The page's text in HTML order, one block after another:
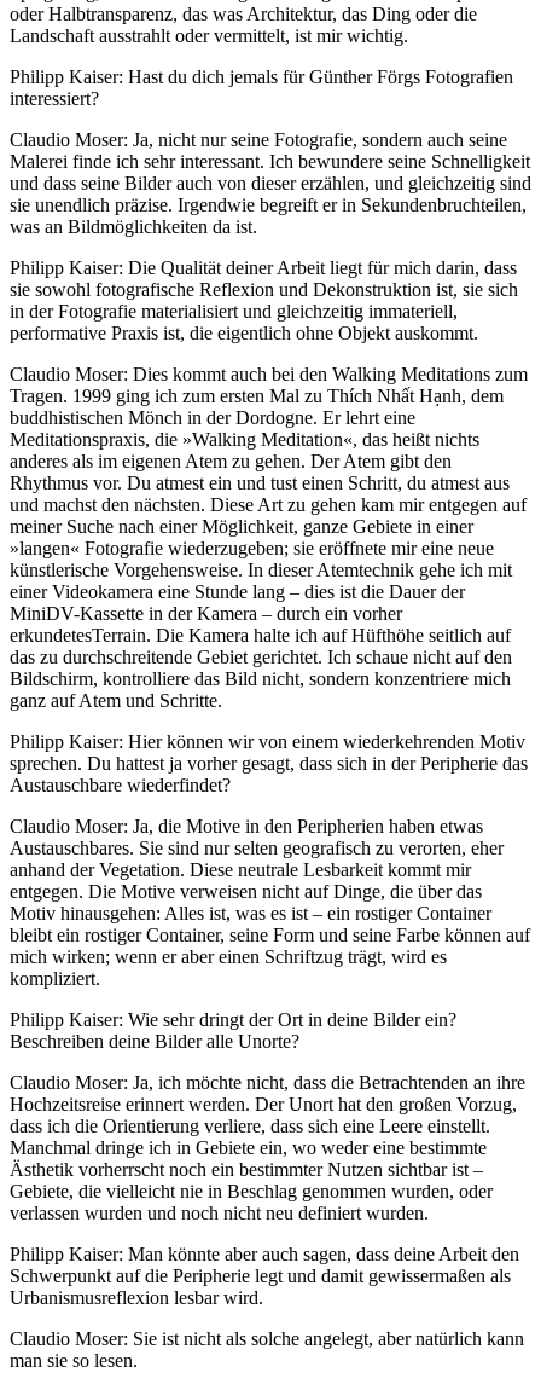
oder Halbtransparenz, das was Architektur, das Ding oder die
Landschaft ausstrahlt oder vermittelt, ist mir wichtig.
Philipp Kaiser: Hast du dich jemals für Günther Förgs Fotografien
interessiert?
Claudio Moser: Ja, nicht nur seine Fotografie, sondern auch seine
Malerei finde ich sehr interessant. Ich bewundere seine Schnelligkeit
und dass seine Bilder auch von dieser erzählen, und gleichzeitig sind
sie unendlich präzise. Irgendwie begreift er in Sekundenbruchteilen,
was an Bildmöglichkeiten da ist.
Philipp Kaiser: Die Qualität deiner Arbeit liegt für mich darin, dass
sie sowohl fotografische Reflexion und Dekonstruktion ist, sie sich
in der Fotografie materialisiert und gleichzeitig immateriell,
performative Praxis ist, die eigentlich ohne Objekt auskommt.
Claudio Moser: Dies kommt auch bei den Walking Meditations zum
Tragen. 1999 ging ich zum ersten Mal zu Thích Nhất Hạnh, dem
buddhistischen Mönch in der Dordogne. Er lehrt eine
Meditationspraxis, die »Walking Meditation«, das heißt nichts
anderes als im eigenen Atem zu gehen. Der Atem gibt den
Rhythmus vor. Du atmest ein und tust einen Schritt, du atmest aus
und machst den nächsten. Diese Art zu gehen kam mir entgegen auf
meiner Suche nach einer Möglichkeit, ganze Gebiete in einer
»langen« Fotografie wiederzugeben; sie eröffnete mir eine neue
künstlerische Vorgehensweise. In dieser Atemtechnik gehe ich mit
einer Videokamera eine Stunde lang – dies ist die Dauer der
MiniDV-Kassette in der Kamera – durch ein vorher
erkundetesTerrain. Die Kamera halte ich auf Hüfthöhe seitlich auf
das zu durchschreitende Gebiet gerichtet. Ich schaue nicht auf den
Bildschirm, kontrolliere das Bild nicht, sondern konzentriere mich
ganz auf Atem und Schritte.
Philipp Kaiser: Hier können wir von einem wiederkehrenden Motiv
sprechen. Du hattest ja vorher gesagt, dass sich in der Peripherie das
Austauschbare wiederfindet?
Claudio Moser: Ja, die Motive in den Peripherien haben etwas
Austauschbares. Sie sind nur selten geografisch zu verorten, eher
anhand der Vegetation. Diese neutrale Lesbarkeit kommt mir
entgegen. Die Motive verweisen nicht auf Dinge, die über das
Motiv hinausgehen: Alles ist, was es ist – ein rostiger Container
bleibt ein rostiger Container, seine Form und seine Farbe können auf
mich wirken; wenn er aber einen Schriftzug trägt, wird es
kompliziert.
Philipp Kaiser: Wie sehr dringt der Ort in deine Bilder ein?
Beschreiben deine Bilder alle Unorte?
Claudio Moser: Ja, ich möchte nicht, dass die Betrachtenden an ihre
Hochzeitsreise erinnert werden. Der Unort hat den großen Vorzug,
dass ich die Orientierung verliere, dass sich eine Leere einstellt.
Manchmal dringe ich in Gebiete ein, wo weder eine bestimmte
Ästhetik vorherrscht noch ein bestimmter Nutzen sichtbar ist –
Gebiete, die vielleicht nie in Beschlag genommen wurden, oder
verlassen wurden und noch nicht neu definiert wurden.
Philipp Kaiser: Man könnte aber auch sagen, dass deine Arbeit den
Schwerpunkt auf die Peripherie legt und damit gewissermaßen als
Urbanismusreflexion lesbar wird.
Claudio Moser: Sie ist nicht als solche angelegt, aber natürlich kann
man sie so lesen.